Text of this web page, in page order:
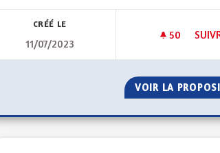
CRÉÉ LE
11/07/2023
50 50
VOIR LA